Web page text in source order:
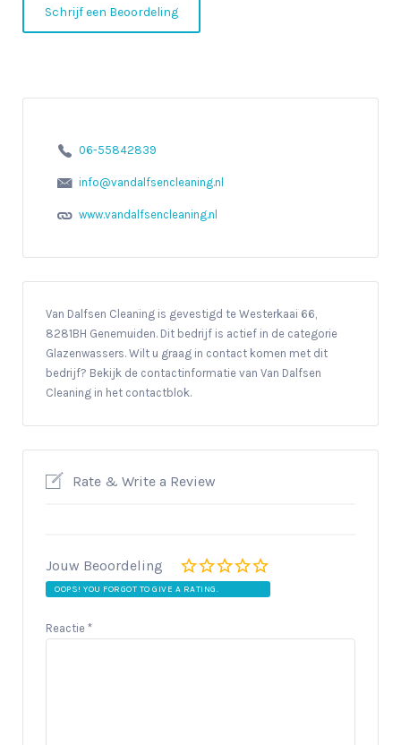
Schrijf een Beoordeling
06-55842839
info@vandalfsencleaning.nl
www.vandalfsencleaning.nl
Van Dalfsen Cleaning is gevestigd te Westerkaai 66,
8281BH Genemuiden. Dit bedrijf is actief in de categorie
Glazenwassers. Wilt u graag in contact komen met dit
bedrijf? Bekijk de contactinformatie van Van Dalfsen
Cleaning in het contactblok.
Rate & Write a Review
Jouw Beoordeling
OOPS! YOU FORGOT TO GIVE A RATING.
Reactie *